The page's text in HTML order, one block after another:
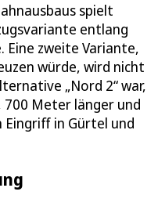
spielt
entlang
Eine zweite Variante,
würde, wird nicht
„Nord 2“ war,
Meter länger und
in Gürtel und